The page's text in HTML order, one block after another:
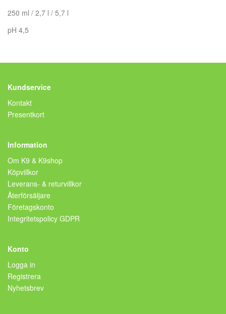
250 ml / 2,7 l / 5,7 l
pH 4,5
Kundservice
Kontakt
Presentkort
Information
Om K9 & K9shop
Köpvillkor
Leverans- & returvillkor
Återförsäljare
Företagskonto
Integritetspolicy GDPR
Konto
Logga in
Registrera
Nyhetsbrev